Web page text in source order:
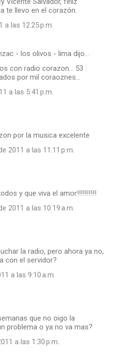
te llevo en el corazón.
a las 12:25 p.m.
- los olivos - lima dijo…
con radio corazon... 53
por mil coraoznes...
a las 5:41 p.m.
por la musica excelente
2011 a las 11:11 p.m.
y que viva el amor!!!!!!!!!!
2011 a las 10:19 a.m.
la radio, pero ahora ya no,
con el servidor?
a las 9:10 a.m.
que no oigo la
problema o ya no va mas?
a las 1:30 p.m.